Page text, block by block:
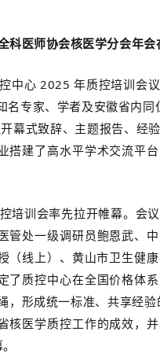
科医师协会核医学分会年会
中心 2025 年质控培训会
名专家、学者及安徽省内同
幕式致辞、主题报告、经验
建了高水平学术交流平
训会率先拉开帷幕。会
管处一级调研员鲍恩武、
线上）、 黄山市卫生健
质控中心在全国价格体
，形成统一标准、共享经验
医学质控工作的成效，并